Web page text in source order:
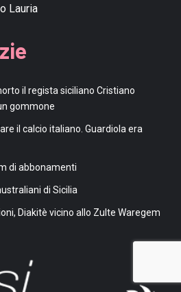
Lauria
il regista siciliano Cristiano
gommone
il calcio italiano. Guardiola era
di abbonamenti
di Sicilia
Diakitè vicino allo Zulte Waregem